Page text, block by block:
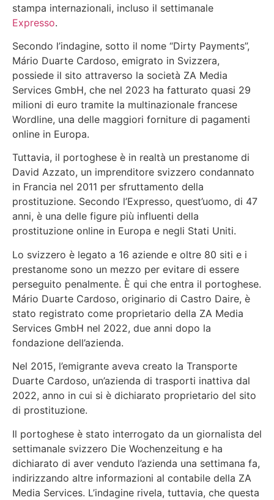
stampa internazionali, incluso il settimanale
Expresso.
Secondo l’indagine, sotto il nome “Dirty Payments”,
Mário Duarte Cardoso, emigrato in Svizzera,
possiede il sito attraverso la società ZA Media
Services GmbH, che nel 2023 ha fatturato quasi 29
milioni di euro tramite la multinazionale francese
Wordline, una delle maggiori forniture di pagamenti
online in Europa.
Tuttavia, il portoghese è in realtà un prestanome di
David Azzato, un imprenditore svizzero condannato
in Francia nel 2011 per sfruttamento della
prostituzione. Secondo l’Expresso, quest’uomo, di 47
anni, è una delle figure più influenti della
prostituzione online in Europa e negli Stati Uniti.
Lo svizzero è legato a 16 aziende e oltre 80 siti e i
prestanome sono un mezzo per evitare di essere
perseguito penalmente. È qui che entra il portoghese.
Mário Duarte Cardoso, originario di Castro Daire, è
stato registrato come proprietario della ZA Media
Services GmbH nel 2022, due anni dopo la
fondazione dell’azienda.
Nel 2015, l’emigrante aveva creato la Transporte
Duarte Cardoso, un’azienda di trasporti inattiva dal
2022, anno in cui si è dichiarato proprietario del sito
di prostituzione.
Il portoghese è stato interrogato da un giornalista del
settimanale svizzero Die Wochenzeitung e ha
dichiarato di aver venduto l’azienda una settimana fa,
indirizzando altre informazioni al contabile della ZA
Media Services. L’indagine rivela, tuttavia, che questa